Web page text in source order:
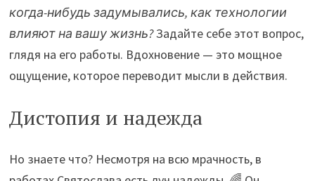
когда-нибудь задумывались, как технологии
влияют на вашу жизнь?Задайте себе этот вопрос,
глядя на его работы. Вдохновение — это мощное
ощущение, которое переводит мысли в действия.
Дистопия и надежда
Но знаете что? Несмотря на всю мрачность, в